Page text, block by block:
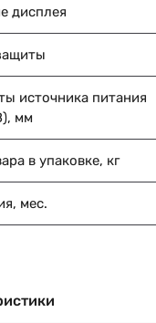
дисплея
источника питания
мм
в упаковке, кг
мес.